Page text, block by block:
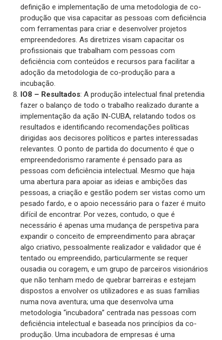
definição e implementação de uma metodologia de co-
produção que visa capacitar as pessoas com deficiência
com ferramentas para criar e desenvolver projetos
empreendedores. As diretrizes visam capacitar os
profissionais que trabalham com pessoas com
deficiência com conteúdos e recursos para facilitar a
adoção da metodologia de co-produção para a
incubação.
IO8 – Resultados: A produção intelectual final pretendia
fazer o balanço de todo o trabalho realizado durante a
implementação da ação IN-CUBA, relatando todos os
resultados e identificando recomendações políticas
dirigidas aos decisores políticos e partes interessadas
relevantes. O ponto de partida do documento é que o
empreendedorismo raramente é pensado para as
pessoas com deficiência intelectual. Mesmo que haja
uma abertura para apoiar as ideias e ambições das
pessoas, a criação e gestão podem ser vistas como um
pesado fardo, e o apoio necessário para o fazer é muito
difícil de encontrar. Por vezes, contudo, o que é
necessário é apenas uma mudança de perspetiva para
expandir o conceito de empreendimento para abraçar
algo criativo, pessoalmente realizador e validador que é
tentado ou empreendido, particularmente se requer
ousadia ou coragem, e um grupo de parceiros visionários
que não tenham medo de quebrar barreiras e estejam
dispostos a envolver os utilizadores e as suas famílias
numa nova aventura; uma que desenvolva uma
metodologia “incubadora” centrada nas pessoas com
deficiência intelectual e baseada nos princípios da co-
produção. Uma incubadora de empresas é uma